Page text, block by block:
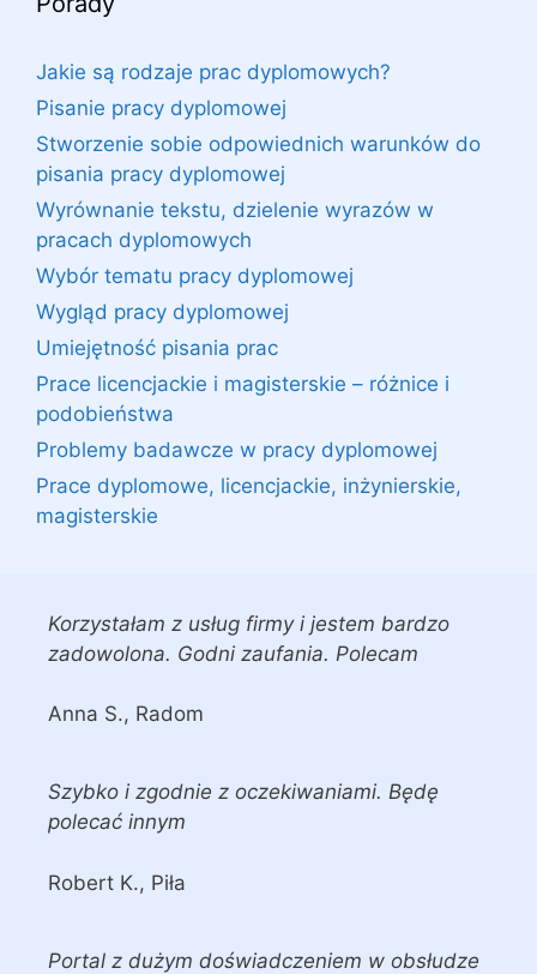
Jakie są rodzaje prac dyplomowych?
Pisanie pracy dyplomowej
Stworzenie sobie odpowiednich warunków do
pisania pracy dyplomowej
Wyrównanie tekstu, dzielenie wyrazów w
pracach dyplomowych
Wybór tematu pracy dyplomowej
Wygląd pracy dyplomowej
Umiejętność pisania prac
Prace licencjackie i magisterskie – różnice i
podobieństwa
Problemy badawcze w pracy dyplomowej
Prace dyplomowe, licencjackie, inżynierskie,
magisterskie
Korzystałam z usług firmy i jestem bardzo
zadowolona. Godni zaufania. Polecam
Anna S., Radom
Szybko i zgodnie z oczekiwaniami. Będę
polecać innym
Robert K., Piła
Portal z dużym doświadczeniem w obsłudze